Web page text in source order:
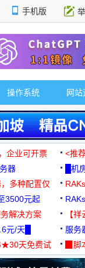
手机版
性选择
操作系统 网站
企业可开票
<推
器
█机
多种配置仅
用★
3500元起
用★
解决方案
【
元/天█
服务
天免费试
▉脚
19元